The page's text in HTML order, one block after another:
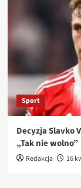
Sport
Decyzja Slavko
„Tak nie wolno”
Redakcja 16